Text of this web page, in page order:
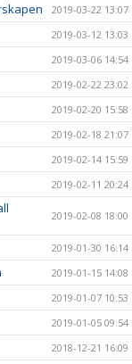
2019-03-22 13:07
2019-03-12 13:03
2019-03-06 14:54
2019-02-22 23:02
2019-02-20 15:58
2019-02-18 21:07
2019-02-14 15:59
2019-02-11 20:24
2019-02-08 18:00
2019-01-30 16:14
2019-01-15 14:08
2019-01-07 10:53
2019-01-05 09:54
2018-12-21 16:09